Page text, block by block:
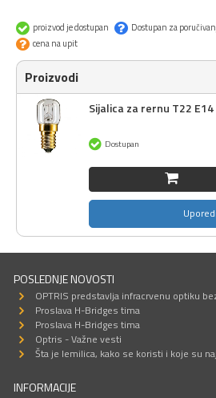
proizvod je dostupan Dostupan za
cena na upit
Proizvodi
Sijalica za rernu T22
Dostupan
Uporedi
POSLEDNJE NOVOSTI
OPTRIS predstavlja infracrvenu optiku
Proslava H-Bridges tima
Proslava H-Bridges tima
Optris - Važne vesti
Šta je lemilica, kako se koristi i koje su
INFORMACIJE